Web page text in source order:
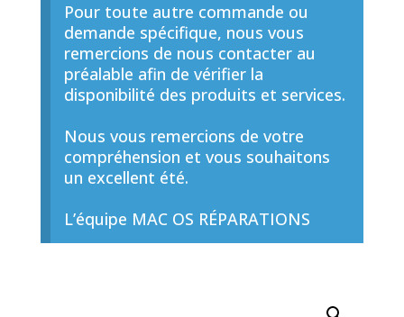
Pour toute autre commande ou
demande spécifique, nous vous
remercions de nous contacter au
préalable afin de vérifier la
disponibilité des produits et services.
Nous vous remercions de votre
compréhension et vous souhaitons
un excellent été.
L’équipe MAC OS RÉPARATIONS